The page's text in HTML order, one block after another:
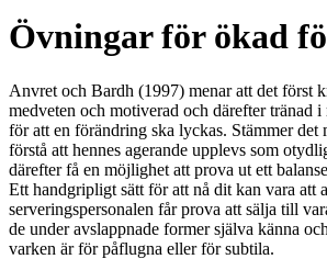
Övningar för ökad
Anvret och Bardh (1997) menar att det först
medveten och motiverad och därefter tränad
för att en förändring ska lyckas. Stämmer det
förstå att hennes agerande upplevs som
därefter få en möjlighet att prova ut ett
Ett handgripligt sätt för att nå dit kan vara att
serveringspersonalen får prova att sälja till
de under avslappnade former själva känna
varken är för påflugna eller för subtila.